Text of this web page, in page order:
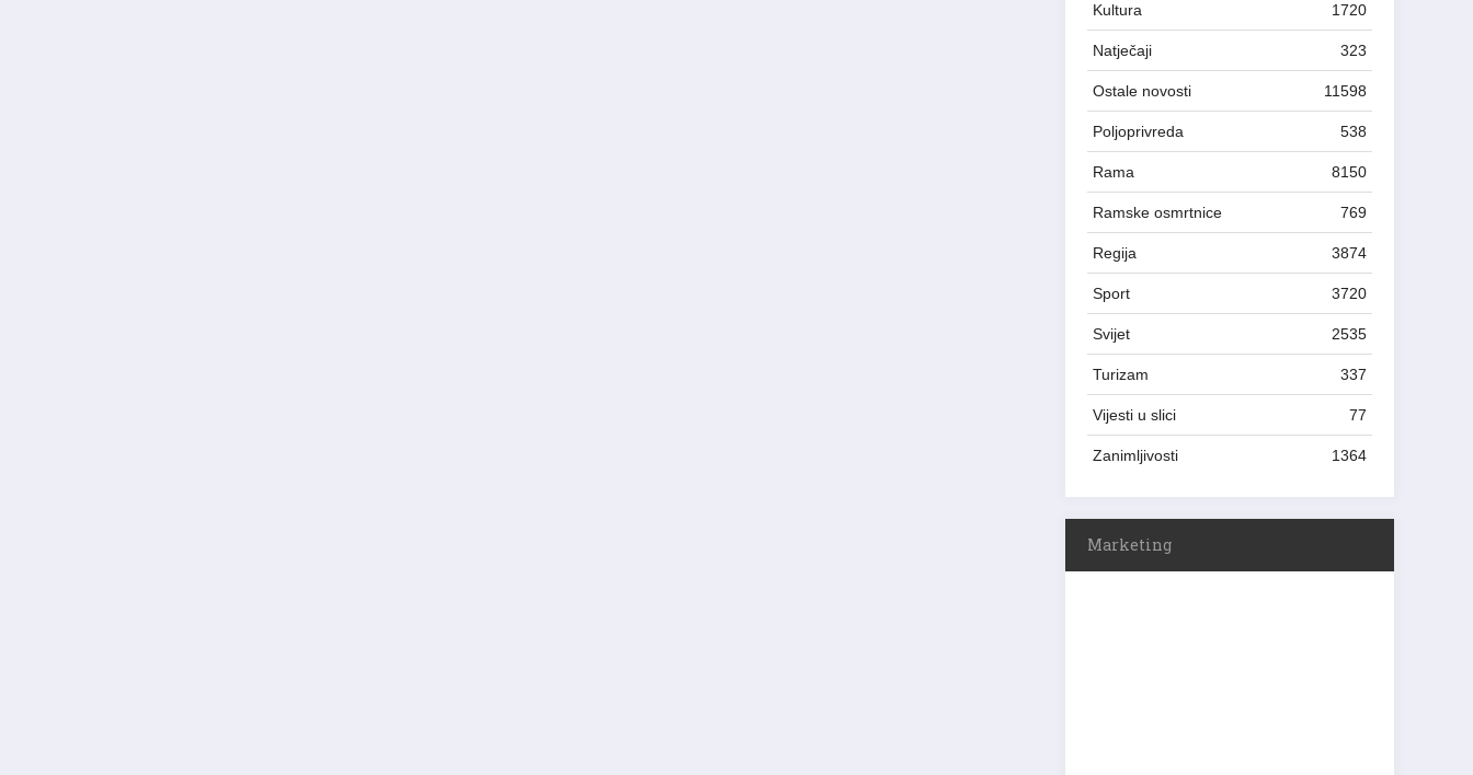
Kultura 1720
Natječaji 323
Ostale novosti 11598
Poljoprivreda 538
Rama 8150
Ramske osmrtnice 769
Regija 3874
Sport 3720
Svijet 2535
Turizam 337
Vijesti u slici 77
Zanimljivosti 1364
Marketing